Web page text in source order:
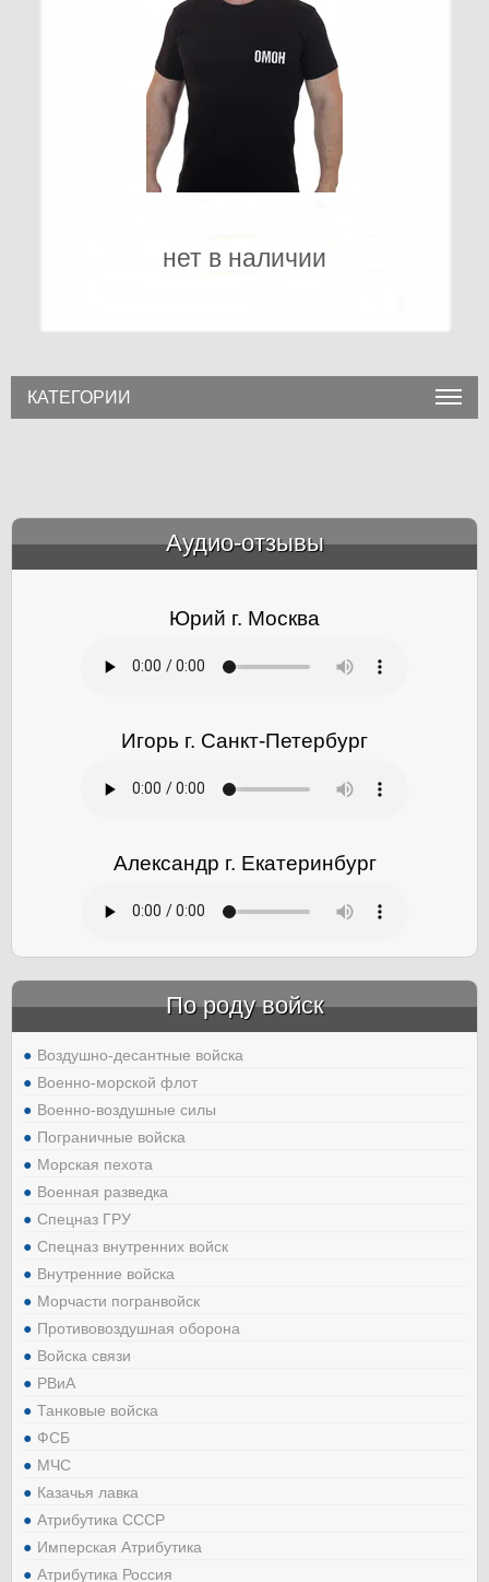
нет в наличии
КАТЕГОРИИ
Аудио-отзывы
Юрий г. Москва
Игорь г. Санкт-Петербург
Александр г. Екатеринбург
По роду войск
Воздушно-десантные войска
Военно-морской флот
Военно-воздушные силы
Пограничные войска
Морская пехота
Военная разведка
Спецназ ГРУ
Спецназ внутренних войск
Внутренние войска
Морчасти погранвойск
Противовоздушная оборона
Войска связи
РВиА
Танковые войска
ФСБ
МЧС
Казачья лавка
Атрибутика СССР
Имперская Атрибутика
Атрибутика Россия